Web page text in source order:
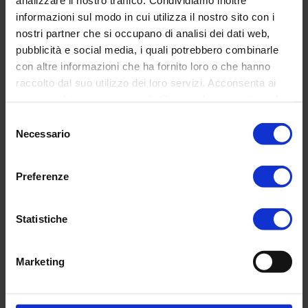
informazioni sul modo in cui utilizza il nostro sito con i
nostri partner che si occupano di analisi dei dati web,
pubblicità e social media, i quali potrebbero combinarle
con altre informazioni che ha fornito loro o che hanno
raccolto dal suo utilizzo dei loro servizi. Acconsenta ai
delNecessario
Preferenze
Statistiche
Marketing
di
listino
di
listino
Light
&
Colour
Hot
Light & Colour Hot Blue
listino
Anglo
Chrome
con
luce
Anglo Chrome con luce
Anglo
con